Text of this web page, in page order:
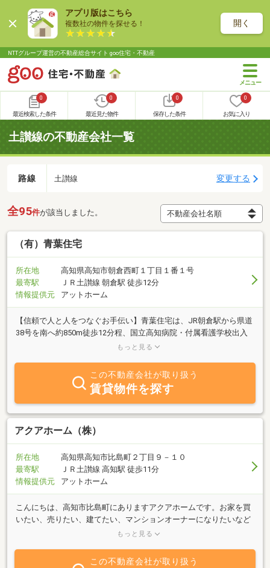
アプリ版はこちら
複数社の物件を探せる！ 開く
NTTグループ運営の不動産総合サイト goo住宅・不動産
0
最近検索した条件
0
最近見た物件
0
保存した条件
0
お気に入り
土讃線の不動産会社一覧
路線 土讃線 変更する
全95件が該当しました。
（有）青葉住宅
所在地
高知県高知市朝倉西町１丁目１番１号
最寄駅
ＪＲ土讃線 朝倉駅 徒歩12分
情報提供元
アットホーム
【信頼で人と人をつなぐお手伝い】青葉住宅は、JR朝倉駅から県道
38号を南へ約850m徒歩12分程、国立高知病院・付属看護学校出入
口すぐ北にお店が有ります。学生さん向けのアパート・マンション
地域の物件を数多く取り揃えております。高知大学周辺のお部屋探
しの事なら◆ＡＯＢＡ ＪＵＴＡＫＵ◆にお任せ下さい！！（売買
物件のお問い合わせもどうぞご利用下さい）
もっと見る
この不動産会社が取り扱う
賃貸物件を探す
アクアホーム（株）
所在地
高知県高知市比島町２丁目９－１０
最寄駅
ＪＲ土讃線 高知駅 徒歩11分
情報提供元
アットホーム
こんにちは、高知市比島町にありますアクアホームです。お家を買
いたい、売りたい、建てたい、マンションオーナーになりたいなど
など・・・不動産の事なら何でもご相談下さいませ。大切な一生も
依頼でも精一杯ご希望に添えられる様務めさせて頂きます。
もっと見る
この不動産会社が取り扱う